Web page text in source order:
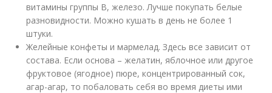
витамины группы В, железо. Лучше покупать белые
разновидности. Можно кушать в день не более 1
штуки.
Желейные конфеты и мармелад. Здесь все зависит от
состава. Если основа – желатин, яблочное или другое
фруктовое (ягодное) пюре, концентрированный сок,
агар-агар, то побаловать себя во время диеты ими